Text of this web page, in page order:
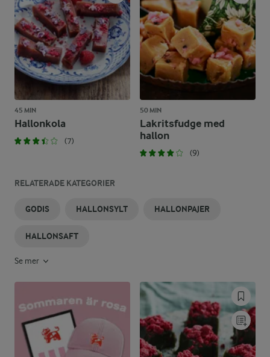
45 MIN
Hallonkola
(7)
50 MIN
Lakritsfudge med
hallon
(9)
RELATERADE KATEGORIER
GODIS HALLONSYLT HALLONPAJER
HALLONSAFT
Se mer